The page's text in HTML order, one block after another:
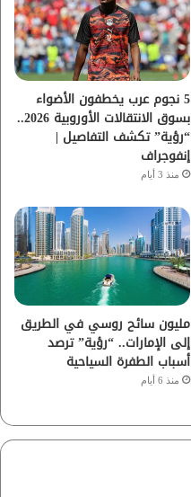
و
ب
ق
ر
م
5 نجوم عرب يخطفون الأضواء
بسوق الانتقالات الأوروبية 2026..
“رؤية” تكشف التفاصيل |
إنفوجراف
منذ 3 أيام
مليون سائح روسي في الطريق
إلى الإمارات.. “رؤية” ترصد
أسباب الطفرة السياحية
منذ 6 أيام